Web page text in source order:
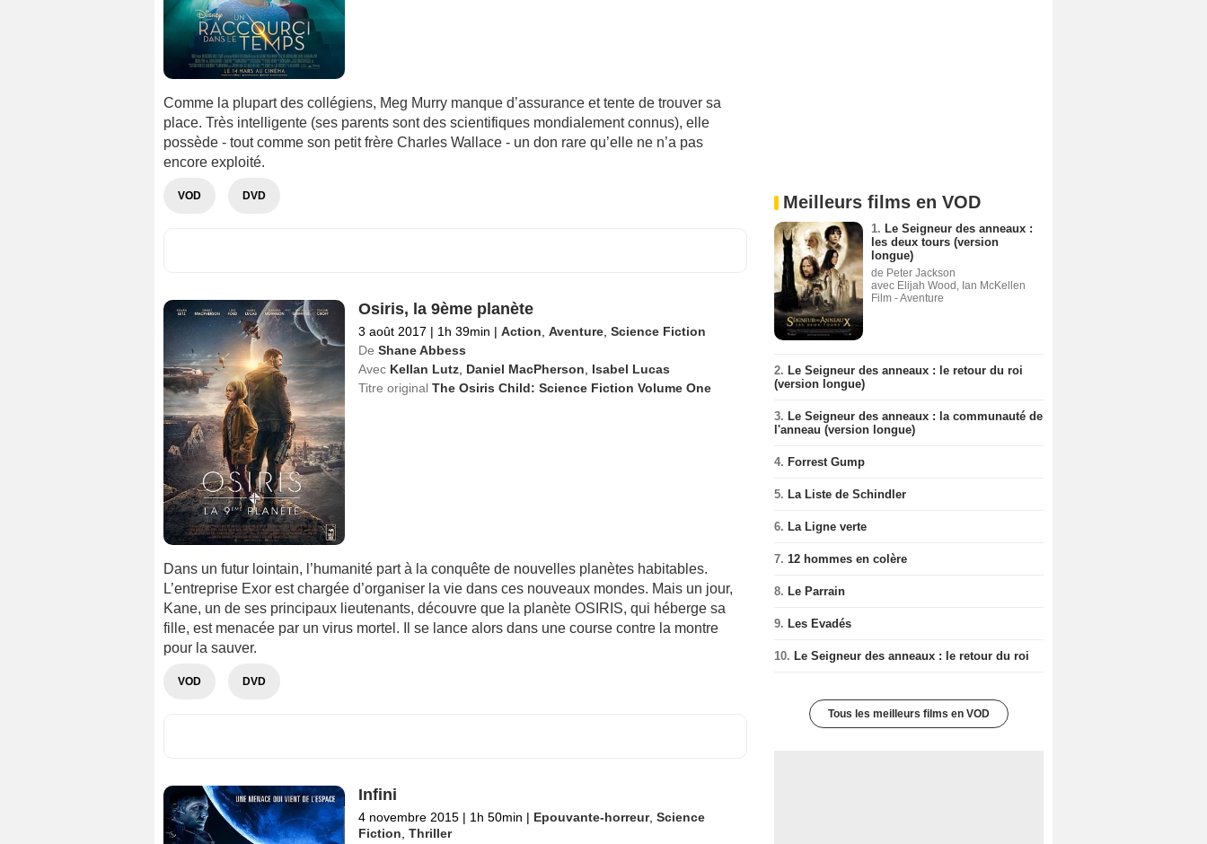
Comme la plupart des collégiens, Meg Murry manque d’assurance et tente de trouver sa
place. Très intelligente (ses parents sont des scientifiques mondialement connus), elle
possède - tout comme son petit frère Charles Wallace - un don rare qu’elle ne n’a pas
encore exploité.
VOD DVD
Osiris, la 9ème planète
3 août 2017 | 1h 39min | Action Aventure, Science Fiction
De Shane Abbess
Avec Kellan Lutz, Daniel MacPherson
Isabel Lucas
Titre original The Osiris Child: Science Fiction Volume One
Dans un futur lointain, l’humanité part à la conquête de nouvelles planètes habitables.
L’entreprise Exor est chargée d’organiser la vie dans ces nouveaux mondes. Mais un jour,
Kane, un de ses principaux lieutenants, découvre que la planète OSIRIS, qui héberge sa
fille, est menacée par un virus mortel. Il se lance alors dans une course contre la montre
pour la sauver.
VOD DVD
Infini
4 novembre 2015 | 1h 50min | Epouvante-horreur, Science
Fiction Thriller
Meilleurs films en VOD
1. Le Seigneur des anneaux :
les deux tours (version
longue)
de Peter Jackson
avec Elijah Wood, Ian McKellen
Film - Aventure
2. Le Seigneur des anneaux : le retour du roi
(version longue)
3. Le Seigneur des anneaux : la communauté de
l'anneau (version longue)
4. Forrest Gump
5. La Liste de Schindler
6. La Ligne verte
7. 12 hommes en colère
8. Le Parrain
9. Les Evadés
10. Le Seigneur des anneaux : le retour du roi
Tous les meilleurs films en VOD